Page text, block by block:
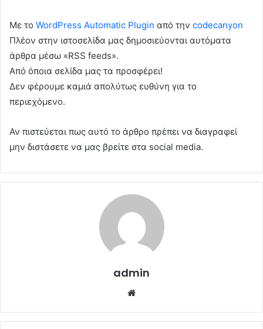
Με το WordPress Automatic Plugin από την codecanyon
Πλέον στην ιστοσελίδα μας δημοσιεύονται αυτόματα
άρθρα μέσω «RSS feeds».
Από όποια σελίδα μας τα προσφέρει!
Δεν φέρουμε καμιά απολύτως ευθύνη για το
περιεχόμενο.
Αν πιστεύεται πως αυτό το άρθρο πρέπει να διαγραφεί
μην διστάσετε να μας βρείτε στα social media.
admin